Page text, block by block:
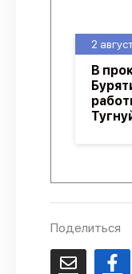
2
В
Поделиться